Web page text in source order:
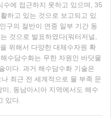
에 접근하지 못하고 있으며, 35
하고 있는 것으로 보고되고 있
구의 절반이 연중 일부 기간 동
것으로 발표하였다(워터저널,
위해서 다양한 대체수자원 확
수담수화는 무한 자원인 바닷물
이다. 과거 해수담수화 기술은
최근 전 세계적으로 물 부족 문
, 동남아시아 지역에서도 해수
있다.